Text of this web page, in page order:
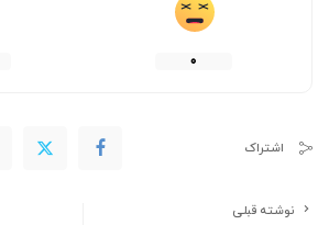
0
اشتراک
نوشته قبلی